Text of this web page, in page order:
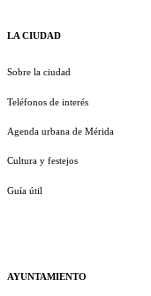
LA CIUDAD
Sobre la ciudad
Teléfonos de interés
Agenda urbana de Mérida
Cultura y festejos
Guía útil
AYUNTAMIENTO